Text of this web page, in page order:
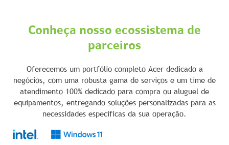
Conheça nosso ecossistema de
parceiros
Oferecemos um portfólio completo Acer dedicado a
negócios, com uma robusta gama de serviços e um time de
atendimento 100% dedicado para compra ou aluguel de
equipamentos, entregando soluções personalizadas para as
necessidades específicas da sua operação.